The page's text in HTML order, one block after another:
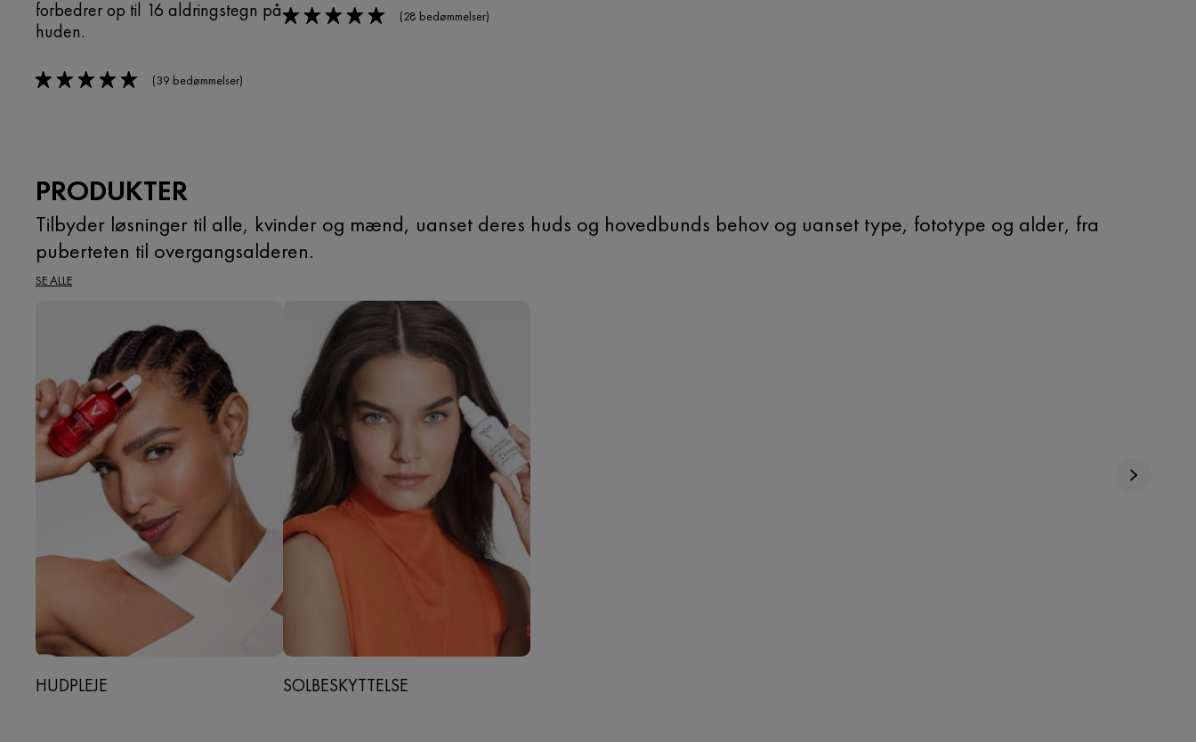
forbedrer op til 16 aldringstegn på
huden.
rating: 5 out of 5 (39 bedømmelser)
rating: 5 out of 5 (28 bedømmelser)
PRODUKTER
Tilbyder løsninger til alle, kvinder og mænd, uanset deres huds og hovedbunds behov og uanset type, fototype og alder, fra
puberteten til overgangsalderen.
SE ALLE
HUDPLEJE SOLBESKYTTELSE